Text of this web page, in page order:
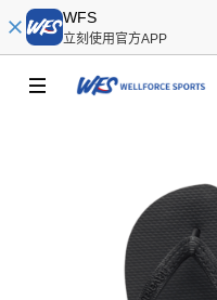
WFS
立刻使用官方APP